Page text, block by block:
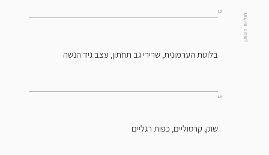
בלוטת הערמונית, שרירי גב תחתון, עצב גיד הנשה
שוק, קרסוליים, כפות רגליים
L3
L4
חוליות המותן